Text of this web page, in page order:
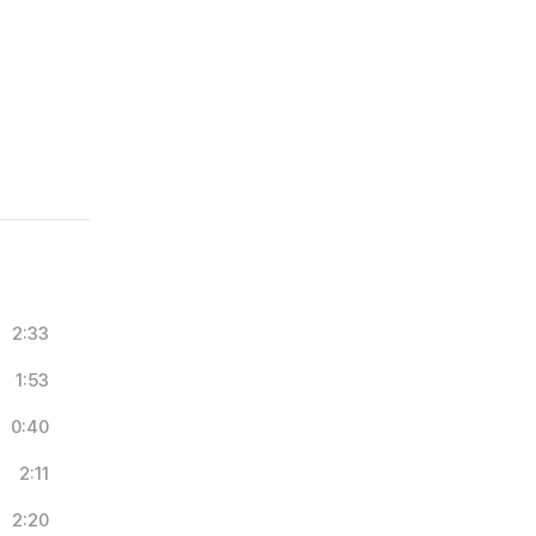
2:33
1:53
0:40
2:11
2:20